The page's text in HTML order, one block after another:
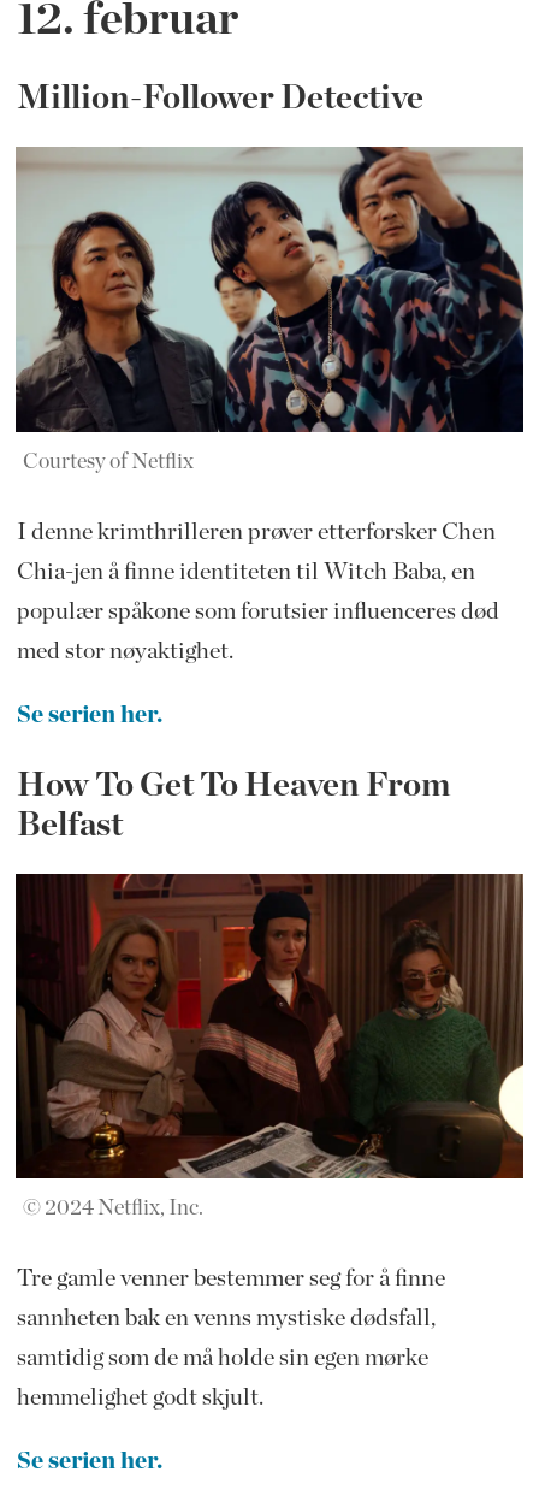
12. februar
Million-Follower Detective
Courtesy of Netflix
I denne krimthrilleren prøver etterforsker Chen
Chia-jen å finne identiteten til Witch Baba, en
populær spåkone som forutsier influenceres død
med stor nøyaktighet.
Se serien her.
How To Get To Heaven From
Belfast
© 2024 Netflix, Inc.
Tre gamle venner bestemmer seg for å finne
sannheten bak en venns mystiske dødsfall,
samtidig som de må holde sin egen mørke
hemmelighet godt skjult.
Se serien her.